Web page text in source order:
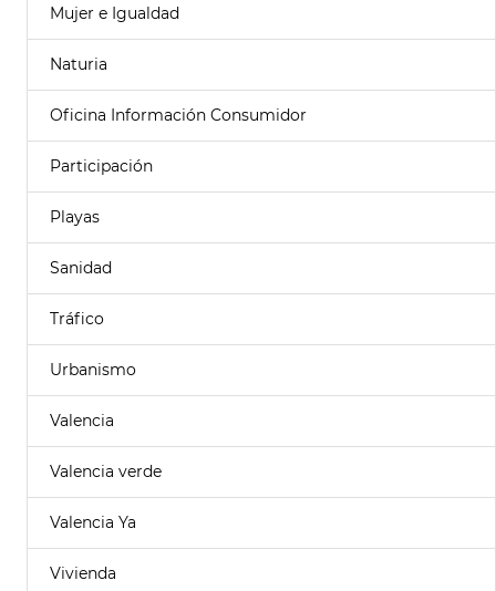
Mujer e Igualdad
Naturia
Oficina Información Consumidor
Participación
Playas
Sanidad
Tráfico
Urbanismo
Valencia
Valencia verde
Valencia Ya
Vivienda